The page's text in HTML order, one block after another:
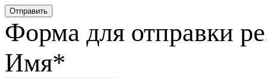
Форма для отправки
Имя*